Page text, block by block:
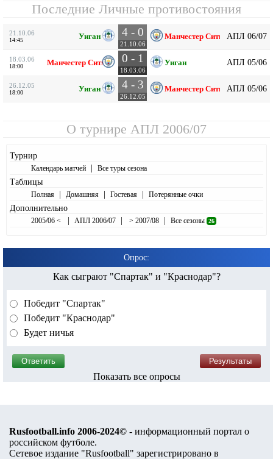
Последние Личные противостояния
21.10.06
14:45 Уиган 4 - 0
21.10.06
Манчестер Сити АПЛ 06/07
18.03.06
18:00 Манчестер Сити 0 - 1
18.03.06
Уиган АПЛ 05/06
26.12.05
18:00 Уиган 4 - 3
26.12.05
Манчестер Сити АПЛ 05/06
О турнире АПЛ 2006/07
Турнир
Календарь матчей | Все туры сезона
Таблицы
Полная | Домашняя | Гостевая | Потерянные очки
Дополнительно
2005/06 < | АПЛ 2006/07 | > 2007/08 | Все сезоны 26
Опрос:
Как сыграют "Спартак" и "Краснодар"?
Победит "Спартак"
Победит "Краснодар"
Будет ничья
Показать все опросы
Rusfootball.info 2006-2024© - информационный портал о
российском футболе.
Сетевое издание "Rusfootball" зарегистрировано в